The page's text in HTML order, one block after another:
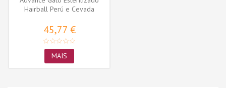
Hairball Perú e Cevada
45,77 €
MAIS